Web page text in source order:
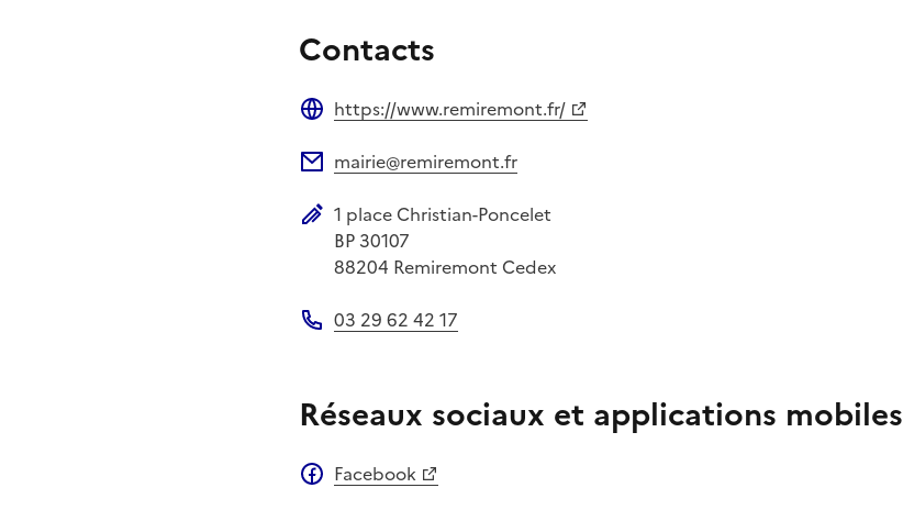
Contacts
https://www.remiremont.fr/
mairie@remiremont.fr
Adresse postale
1 place Christian-Poncelet
BP 30107
88204 Remiremont Cedex
03 29 62 42 17
Réseaux sociaux et applications mobiles
Facebook